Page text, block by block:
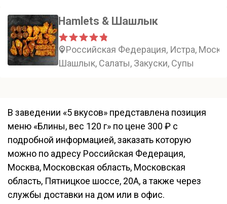
Hamlets & Шашлык
Российская Федерация, Истра,
Шашлык, Салаты, Закуски, Супы
В заведении «5 вкусов» представлена позиция
меню «Блины, вес 120 г» по цене 300 ₽ с
подробной информацией, заказать которую
можно по адресу Российская Федерация,
Москва, Московская область, Московская
область, Пятницкое шоссе, 20А, а также через
службы доставки на дом или в офис.